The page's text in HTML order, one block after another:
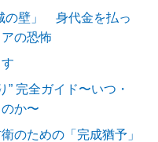
の壁」 身代金を払っ
の恐怖
” 完全ガイド〜いつ・
か〜
のための「完成猶予」